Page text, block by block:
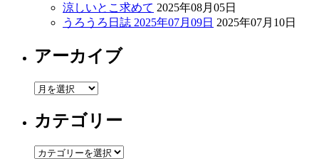
涼しいとこ求めて 2025年08月05日
うろうろ日誌 2025年07月09日 2025年07月10日
アーカイブ
ア
カ
イ
ブ
カテゴリー
カ